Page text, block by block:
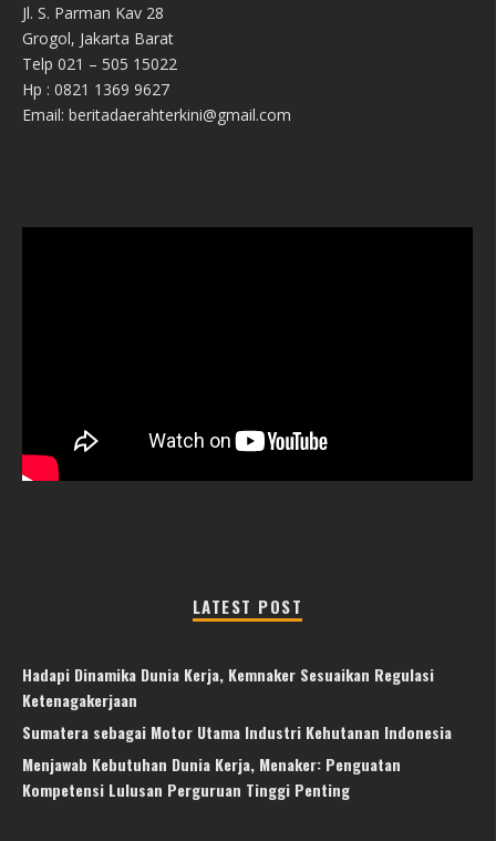
Jl. S. Parman Kav 28
Grogol, Jakarta Barat
Telp 021 – 505 15022
Hp : 0821 1369 9627
Email: beritadaerahterkini@gmail.com
LATEST POST
Hadapi Dinamika Dunia Kerja, Kemnaker Sesuaikan Regulasi
Ketenagakerjaan
Sumatera sebagai Motor Utama Industri Kehutanan Indonesia
Menjawab Kebutuhan Dunia Kerja, Menaker: Penguatan
Kompetensi Lulusan Perguruan Tinggi Penting